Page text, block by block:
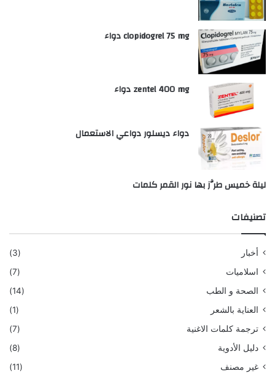
clopidogrel 75 mg دواء
zentel 400 mg دواء
دواء ديسلور دواعي الاستعمال
ليلة خميس طرَّز بها نور القمر كلمات
تصنيفات
أخبار
(3)
اسلاميات
(7)
الصحة و الطب
(14)
العناية بالشعر
(1)
ترجمة كلمات الاغنية
(7)
دليل الأدوية
(8)
غير مصنف
(11)